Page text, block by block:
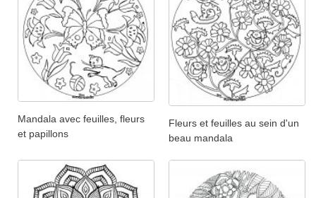
Mandala avec feuilles, fleurs
et papillons
Fleurs et feuilles au sein d'un
beau mandala